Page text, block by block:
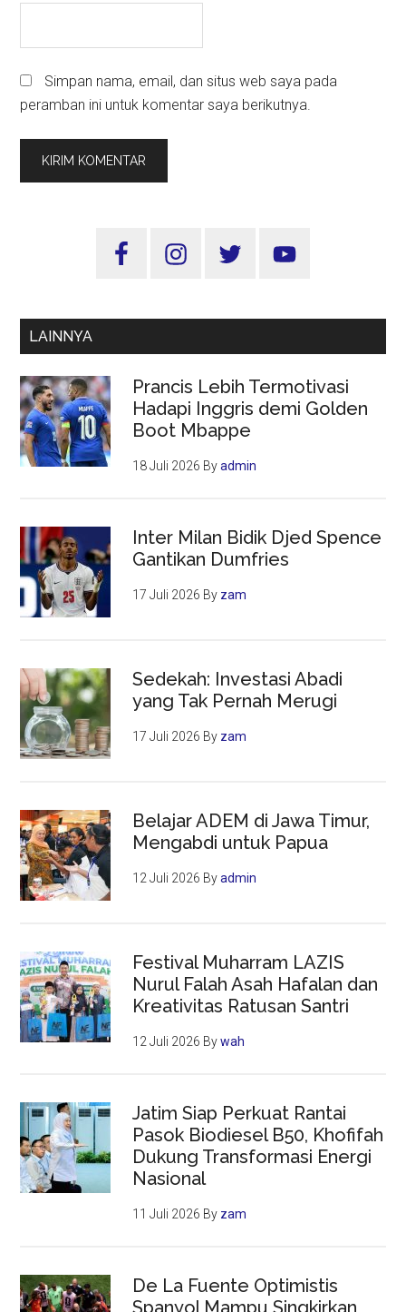
Simpan nama, email, dan situs web saya pada
peramban ini untuk komentar saya berikutnya.
Sidebar
LAINNYA
Prancis Lebih Termotivasi
Hadapi Inggris demi Golden
Boot Mbappe
18 Juli 2026 Byadmin
Inter Milan Bidik Djed Spence
Gantikan Dumfries
17 Juli 2026 By zam
Sedekah: Investasi Abadi
yang Tak Pernah Merugi
17 Juli 2026 By zam
Belajar ADEM di Jawa Timur,
Mengabdi untuk Papua
12 Juli 2026 Byadmin
Festival Muharram LAZIS
Nurul Falah Asah Hafalan dan
Kreativitas Ratusan Santri
12 Juli 2026 Bywah
Jatim Siap Perkuat Rantai
Pasok Biodiesel B50, Khofifah
Dukung Transformasi Energi
Nasional
11 Juli 2026 By zam
De La Fuente Optimistis
Spanyol Mampu Singkirkan